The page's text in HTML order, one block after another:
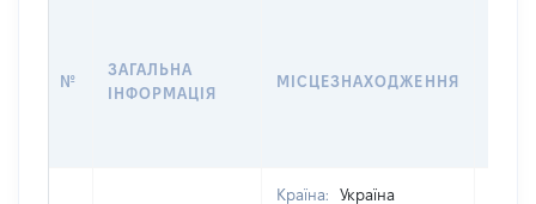
№
ЗАГАЛЬНА
ІНФОРМАЦІЯ
МІСЦЕЗНАХОДЖЕННЯ
Країна:
Україна